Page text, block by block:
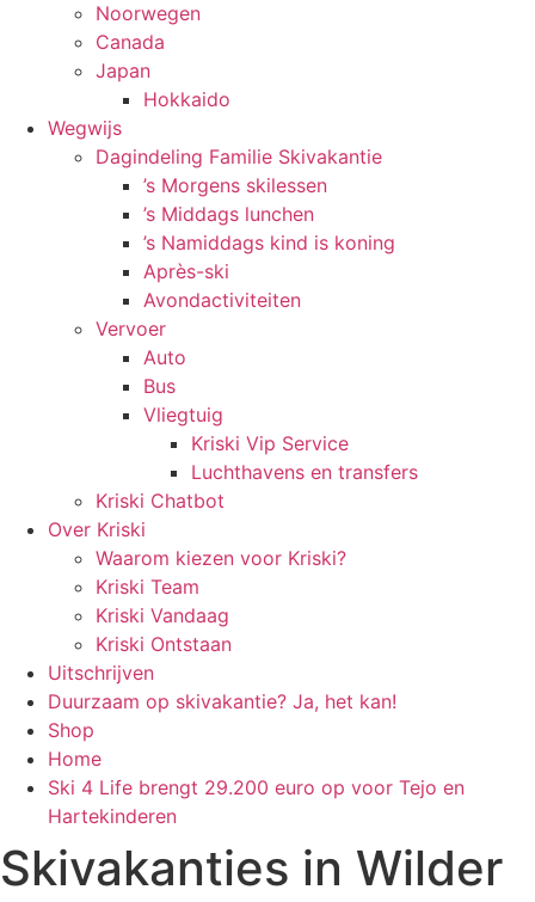
Noorwegen
Canada
Japan
Hokkaido
Wegwijs
Dagindeling Familie Skivakantie
’s Morgens skilessen
’s Middags lunchen
’s Namiddags kind is koning
Après-ski
Avondactiviteiten
Vervoer
Auto
Bus
Vliegtuig
Kriski Vip Service
Luchthavens en transfers
Kriski Chatbot
Over Kriski
Waarom kiezen voor Kriski?
Kriski Team
Kriski Vandaag
Kriski Ontstaan
Uitschrijven
Duurzaam op skivakantie? Ja, het kan!
Shop
Home
Ski 4 Life brengt 29.200 euro op voor Tejo en
Hartekinderen
Skivakanties in Wilder